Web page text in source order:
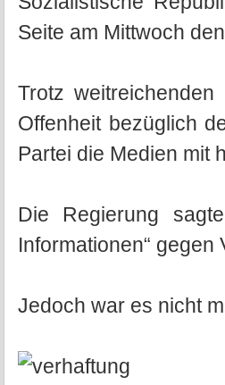
Seite am Mittwoch
Trotz
Offenheit bezüglich
Partei die Medien mit
Die Regierung
Informationen“
Jedoch war es nicht